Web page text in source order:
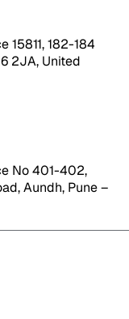
182-184
2JA, United
No 401-402,
Aundh, Pune –